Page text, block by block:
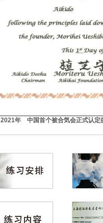
2021年 中国首个被合気会正式认定